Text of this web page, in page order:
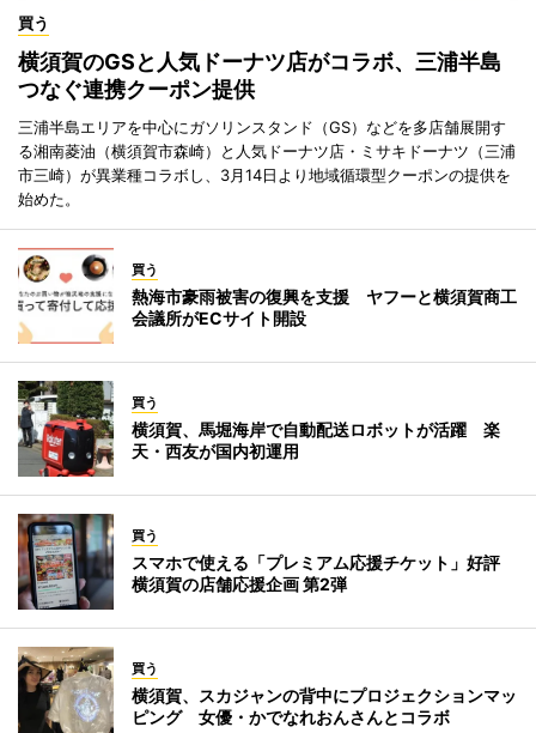
買う
横須賀のGSと人気ドーナツ店がコラボ、三浦半島
つなぐ連携クーポン提供
三浦半島エリアを中心にガソリンスタンド（GS）などを多店舗展開す
る湘南菱油（横須賀市森崎）と人気ドーナツ店・ミサキドーナツ（三浦
市三崎）が異業種コラボし、3月14日より地域循環型クーポンの提供を
始めた。
買う
熱海市豪雨被害の復興を支援 ヤフーと横須賀商工
会議所がECサイト開設
買う
横須賀、馬堀海岸で自動配送ロボットが活躍 楽
天・西友が国内初運用
買う
スマホで使える「プレミアム応援チケット」好評
横須賀の店舗応援企画 第2弾
買う
横須賀、スカジャンの背中にプロジェクションマッ
ピング 女優・かでなれおんさんとコラボ